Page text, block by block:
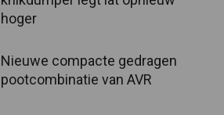
hoger
Nieuwe compacte gedragen
pootcombinatie van AVR